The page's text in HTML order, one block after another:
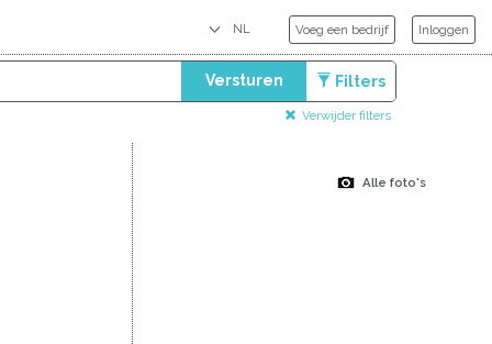
Voeg een bedrijf Inloggen
Versturen Filters
Verwijder filters
Alle foto's